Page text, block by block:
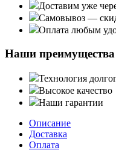
Доставим уже
Самовывоз —
Оплата любым
Наши преимущества
Технология
Высокое качество
Наши гарантии
Описание
Доставка
Оплата